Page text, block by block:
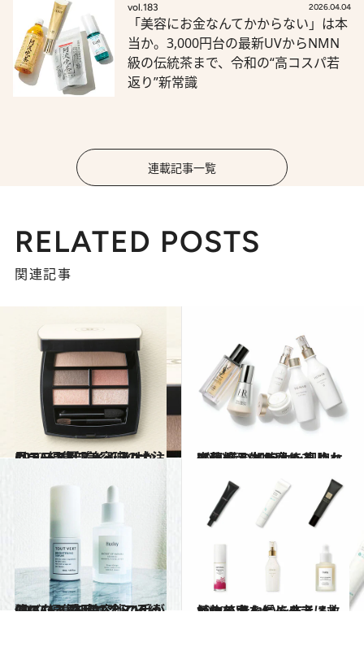
vol.183 2026.04.04
「美容にお金なんてかからない」は本
当か。3,000円台の最新UVからNMN
級の伝統茶まで、令和の“高コスパ若
返り”新常識
連載記事一覧
RELATED POSTS
関連記事
2020.6.11
CREA編集部美容班の大注目コスメ7 プレイフルなカラーで夏スイッチオン
ビューティ＆ヘルス 2020.4.28
齋藤 薫のイチオシ細胞ケア化粧品 細胞力を高めれば顔も人生も変わる
ビューティ＆ヘルス
2020.6.3
CREA編集部美容班の手が伸びた！ 在宅の今こそ綺麗になる愛用コスメ16
ライフスタイル 2020.5.5
植物の力を信じる者は救われる きれいを支える4つの美容トピックス
ビューティ＆ヘルス